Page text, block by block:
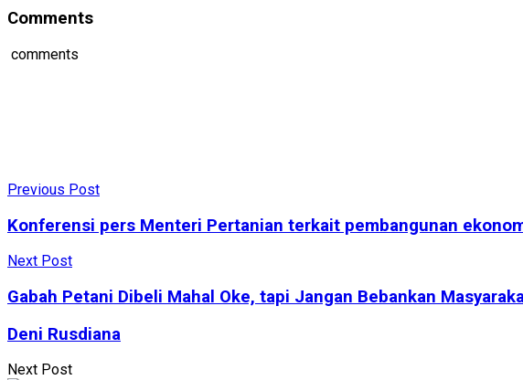
Comments
comments
Previous Post
Konferensi pers Menteri Pertanian terkait pembangunan
Next Post
Gabah Petani Dibeli Mahal Oke, tapi Jangan Bebankan
Deni Rusdiana
Next Post